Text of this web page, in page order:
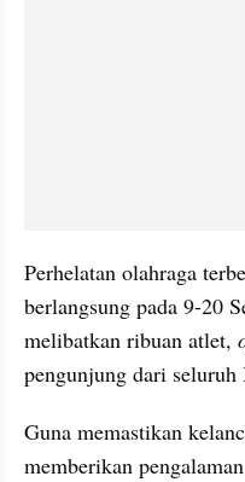
Perhelatan olahraga
berlangsung pada 9-20
melibatkan ribuan atlet,
pengunjung dari seluruh
Guna memastikan
memberikan